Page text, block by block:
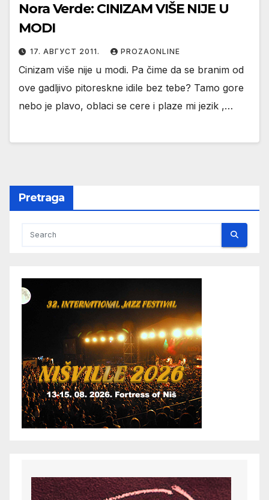
Nora Verde: CINIZAM VIŠE NIJE U
MODI
17. АВГУСТ 2011. PROZAONLINE
Cinizam više nije u modi. Pa čime da se branim od
ove gadljivo pitoreskne idile bez tebe? Tamo gore
nebo je plavo, oblaci se cere i plaze mi jezik ,…
Pretraga